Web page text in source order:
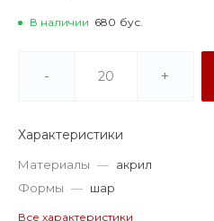
В наличии 680 бус.
- +
Характеристики
Материалы — акрил
Формы — шар
Все характеристики